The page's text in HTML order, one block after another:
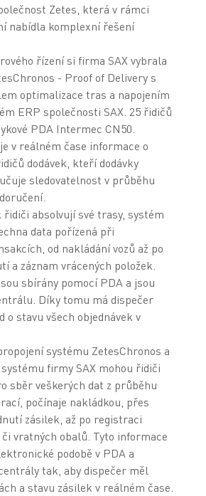
Zetes, která v rámci
nabídla komplexní řešení
řízení si firma SAX vybrala
- Proof of Delivery s
optimalizace tras a napojením
ERP společnosti SAX. 25 řidičů
PDA Intermec CN50.
v reálném čase informace o
dodávek, kteří dodávky
sledovatelnost v průběhu
řidiči absolvují své trasy, systém
data pořízená při
od nakládání vozů až po
a záznam vrácených položek.
sbírány pomocí PDA a jsou
Díky tomu má dispečer
o stavu všech objednávek v
systému ZetesChronos a
firmy SAX mohou řidiči
sběr veškerých dat z průběhu
počínaje nakládkou, přes
zásilek, až po registraci
či vratných obalů. Tyto informace
podobě v PDA a
tak, aby dispečer měl
a stavu zásilek v reálném čase.